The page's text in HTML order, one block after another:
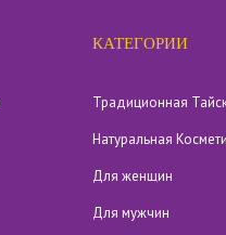
КАТЕГОРИИ
Традиционная
Натуральная
Для женщин
Для мужчин